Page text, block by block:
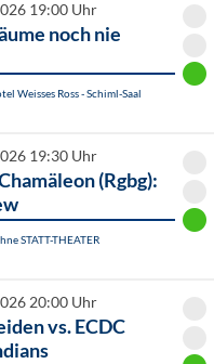
19:00 Uhr
noch nie
Weisses Ross - Schiml-Saal
19:30 Uhr
(Rgbg):
STATT-THEATER
20:00 Uhr
vs. ECDC